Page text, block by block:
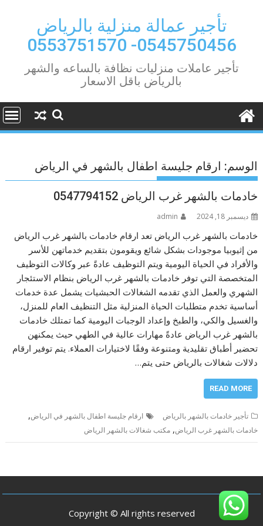
تأجير عمالة منزلية بالرياض
0545750456- 0553751570
تأجير عاملات منزليات نظافة بالساعه والشهر
بالرياض باقل الاسعار
الوسم: ارقام جليسة اطفال بالشهر في الرياض
خادمات بالشهر غرب الرياض 0547794152
ديسمبر 18, 2024 admin
خادمات بالشهر غرب الرياض تعد ارقام خادمات بالشهر غرب الرياض
من إثيوبيا موجودات بشكل شائع ويقومون بتقديم خدماتهن للأسر
والأفراد في الحياة اليومية ويتم التوظيف عادةً عبر وكالات التوظيف
المتخصصة التي توفر خادمات بالشهر غرب الرياض بنظام الاستئجار
الشهري والعمل الذي تقدمه الشغالات الحبشيات يشمل عدة خدمات
أساسية تخدم متطلبات الحياة المنزلية مثل التنظيف العام للمنزل،
والغسيل والكي، والطبخ وإعداد الوجبات اليومية كما تمتلك خادمات
بالشهر غرب الرياض عادةً مهارات عالية في الطهي حيث يمكنهن
تحضير أطباق تقليدية ومتنوعة وفقًا لاختيارات العملاء. يتم توفير ارقام
دلالات شغالات بالرياض حتى يتم…
READ MORE
تأجير خادمات بالشهر بالرياض ارقام جليسة اطفال بالشهر في الرياض,
خادمات بالشهر غرب الرياض,مكتب شغالات بالشهر الرياض
Copyright © All rights reserved